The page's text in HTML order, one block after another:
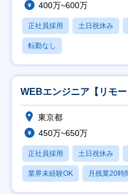
400万~600万
正社員採用 土日祝休み
転勤なし
WEBエンジニア【リモー
東京都
450万~650万
正社員採用 土日祝休み
業界未経験OK 月残業20時